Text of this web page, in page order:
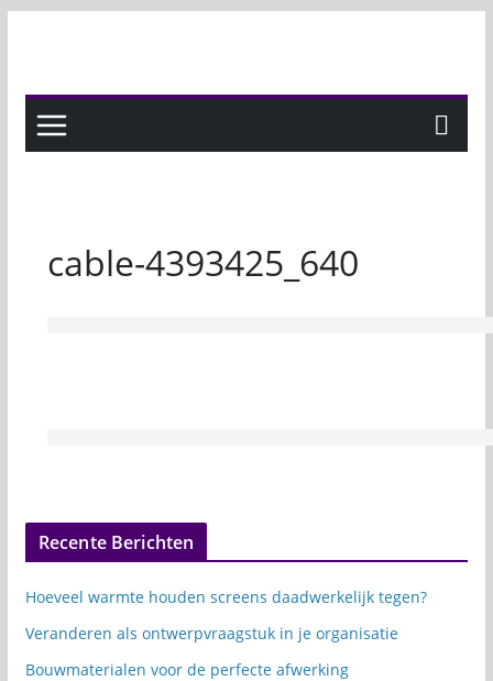
cable-4393425_640
Recente Berichten
Hoeveel warmte houden screens daadwerkelijk tegen?
Veranderen als ontwerpvraagstuk in je organisatie
Bouwmaterialen voor de perfecte afwerking